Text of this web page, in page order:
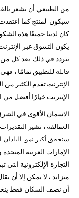
من الطبيعي أن تشعر
سيكون المنتج كما
كان لدينا جميعًا هذه
يكون التسوق عبر
نتردد في ذلك. يعد كل من
قابلة للتطبيق تمامًا ،
الإنترنت تقدم الكثير
الإنترنت خيارًا أفضل من
الاسمان الأقوى في
العمالقة ، تشير
ستحقق أكبر نمو. البلدان
الإمارات العربية
التجارة الإلكترونية
متزايد ، لا يمكن إلا أن
أن نصف السكان فقط